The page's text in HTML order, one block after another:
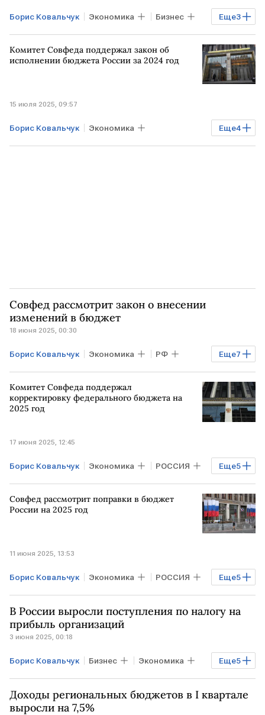
Еще3
Борис Ковальчук Экономика Бизнес
Владивосток РФ Счетная палата
Комитет Совфеда поддержал закон об
исполнении бюджета России за 2024 год
15 июля 2025, 09:57
Еще4
Борис Ковальчук Экономика
Общество Антон Силуанов
Совфед рассмотрит закон о внесении
изменений в бюджет
18 июня 2025, 00:30
Еще7
Борис Ковальчук Экономика РФ
МОСКВА республика Коми
Антон Силуанов Алексей Антонов
Верховный суд
Комитет Совфеда поддержал
корректировку федерального бюджета на
2025 год
17 июня 2025, 12:45
Еще5
Борис Ковальчук Экономика РОССИЯ
Финансы РФ Антон Силуанов
Минфин Счетная палата
Совфед рассмотрит поправки в бюджет
России на 2025 год
11 июня 2025, 13:53
Еще5
Борис Ковальчук Экономика РОССИЯ
МОСКВА Антон Силуанов Совфед
Минфин Счетная палата
В России выросли поступления по налогу на
прибыль организаций
3 июня 2025, 00:18
Еще5
Борис Ковальчук Бизнес Экономика
Финансы РФ
МАГАДАНСКАЯ ОБЛАСТЬ
Доходы региональных бюджетов в I квартале
выросли на 7,5%